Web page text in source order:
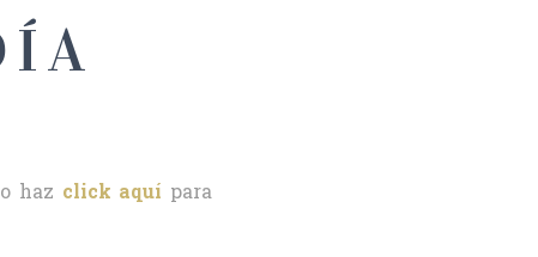
o haz click aquí para